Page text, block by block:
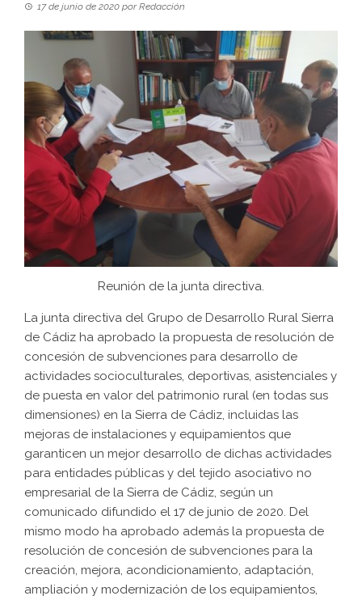
17 de junio de 2020 porRedacción
Reunión de la junta directiva.
La junta directiva del Grupo de Desarrollo Rural Sierra
de Cádiz ha aprobado la propuesta de resolución de
concesión de subvenciones para desarrollo de
actividades socioculturales, deportivas, asistenciales y
de puesta en valor del patrimonio rural (en todas sus
dimensiones) en la Sierra de Cádiz, incluidas las
mejoras de instalaciones y equipamientos que
garanticen un mejor desarrollo de dichas actividades
para entidades públicas y del tejido asociativo no
empresarial de la Sierra de Cádiz, según un
comunicado difundido el 17 de junio de 2020. Del
mismo modo ha aprobado además la propuesta de
resolución de concesión de subvenciones para la
creación, mejora, acondicionamiento, adaptación,
ampliación y modernización de los equipamientos,